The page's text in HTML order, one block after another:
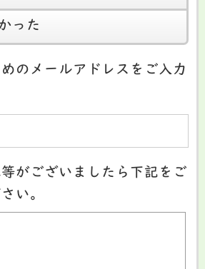
った
のメールアドレスをご入力
がございましたら下記をご
い。